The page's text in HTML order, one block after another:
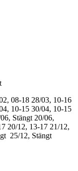
08-18 28/03, 10-16
10-15 30/04, 10-15
Stängt 20/06,
20/12, 13-17 21/12,
25/12, Stängt